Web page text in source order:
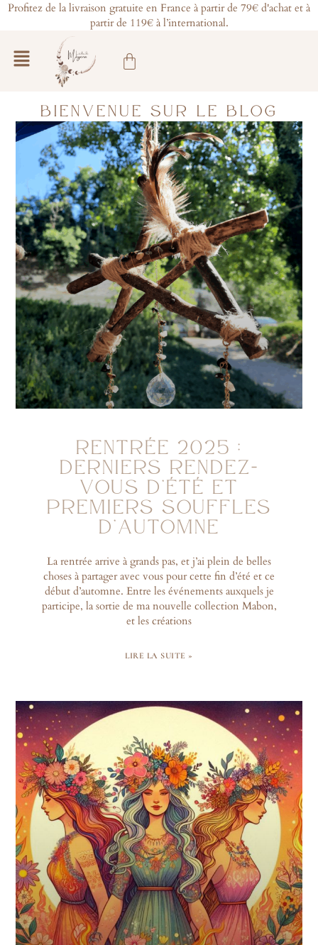
Aller
Profitez de la livraison gratuite en France à partir de 79€ d'achat et à
partir de 119€ à l’international.
Main
Panier
BIENVENUE SUR LE BLOG
RENTRÉE 2025 :
DERNIERS RENDEZ-
VOUS D’ÉTÉ ET
PREMIERS SOUFFLES
D’AUTOMNE
La rentrée arrive à grands pas, et j’ai plein de belles
choses à partager avec vous pour cette fin d’été et ce
début d’automne. Entre les événements auxquels je
participe, la sortie de ma nouvelle collection Mabon,
et les créations
LIRE LA SUITE »